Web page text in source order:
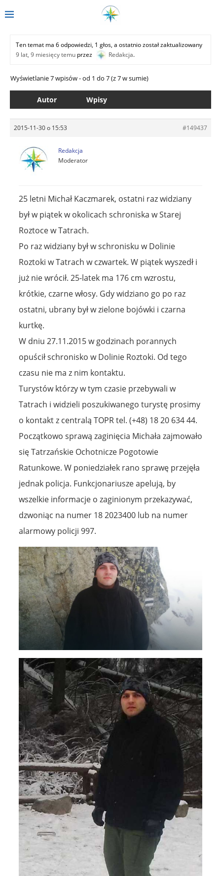
Ten temat ma 6 odpowiedzi, 1 głos, a ostatnio został zaktualizowany
9 lat, 9 miesięcy temu przez Redakcja.
Wyświetlanie 7 wpisów - od 1 do 7 (z 7 w sumie)
Autor Wpisy
2015-11-30 o 15:53 #149437
Redakcja
Moderator
25 letni Michał Kaczmarek, ostatni raz widziany
był w piątek w okolicach schroniska w Starej
Roztoce w Tatrach.
Po raz widziany był w schronisku w Dolinie
Roztoki w Tatrach w czwartek. W piątek wyszedł i
już nie wrócił. 25-latek ma 176 cm wzrostu,
krótkie, czarne włosy. Gdy widziano go po raz
ostatni, ubrany był w zielone bojówki i czarna
kurtkę.
W dniu 27.11.2015 w godzinach porannych
opuścił schronisko w Dolinie Roztoki. Od tego
czasu nie ma z nim kontaktu.
Turystów którzy w tym czasie przebywali w
Tatrach i widzieli poszukiwanego turystę prosimy
o kontakt z centralą TOPR tel. (+48) 18 20 634 44.
Początkowo sprawą zaginięcia Michała zajmowało
się Tatrzańskie Ochotnicze Pogotowie
Ratunkowe. W poniedziałek rano sprawę przejęła
jednak policja. Funkcjonariusze apelują, by
wszelkie informacje o zaginionym przekazywać,
dzwoniąc na numer 18 2023400 lub na numer
alarmowy policji 997.